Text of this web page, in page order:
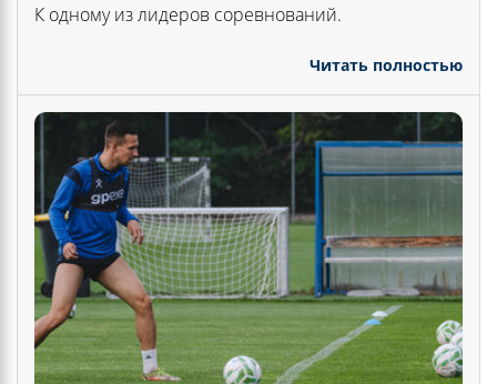
К одному из лидеров соревнований.
Читать полностью